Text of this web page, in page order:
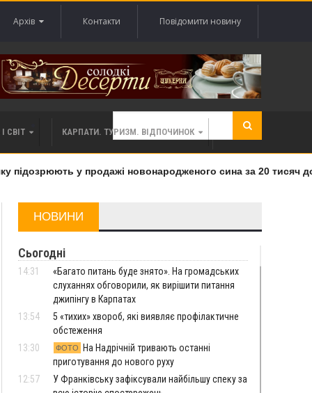
Архів Контакти Повідомити новину
СВІТ КАРПАТИ. ТУРИЗМ. ВІДПОЧИНОК
у продажі новонародженого сина за 20 тисяч
НОВИНИ
Сьогодні
14:31
«Багато питань буде знято». На громадських
слуханнях обговорили, як вирішити питання
джипінгу в Карпатах
13:54
5 «тихих» хвороб, які виявляє профілактичне
обстеження
13:30
ФОТО
На Надрічній тривають останні
приготування до нового руху
12:57
У Франківську зафіксували найбільшу спеку за